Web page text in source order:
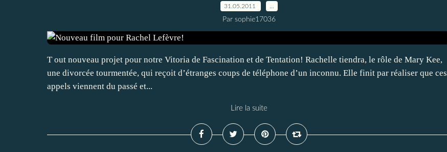
31.05.2011
Par sophie17036
T out nouveau projet pour notre Vitoria de Fascination et de Tentation! Rachelle tiendra, le rôle de Mary Kee,
une divorcée tourmentée, qui reçoit d’étranges coups de téléphone d’un inconnu. Elle finit par réaliser que ces
appels viennent du passé et...
Lire la suite